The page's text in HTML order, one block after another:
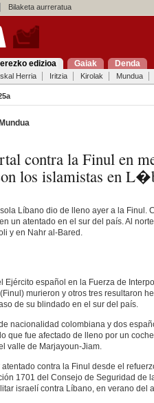
Bilaketa aurreratua
edizioa Gaiak Denda
Herria Iritzia Kirolak Mundua
contra la Finul en
los islamistas en
Líbano dio de lleno ayer a la Finul.
un atentado en el sur del país. Al
y en Nahr al-Bared.
Ejército español en la Fuerza de
murieron y otros tres resultaron
de su blindado en el sur del país.
nacionalidad colombiana y dos
que fue afectado de lleno por un
valle de Marjayoun-Jiam.
contra la Finul desde el
1701 del Consejo de Seguridad de
israelí contra Líbano, en verano del